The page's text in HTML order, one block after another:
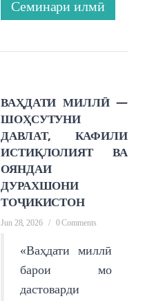
Семинари илмӣ
ВАҲДАТИ МИЛЛӢ —
ШОҲСУТУНИ
ДАВЛАТ, КАФИЛИ
ИСТИҚЛОЛИЯТ ВА
ОЯНДАИ
ДУРАХШОНИ
ТОҶИКИСТОН
Jun 28, 2026 / 0 Comments
«Ваҳдати миллӣ
барои мо
дастоварди